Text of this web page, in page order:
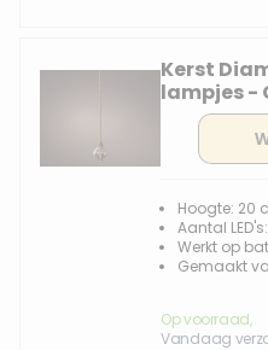
Kerst
lampjes -
Hoogte: 20
Aantal
Werkt op
Gemaakt
Op voorraad,
Vandaag